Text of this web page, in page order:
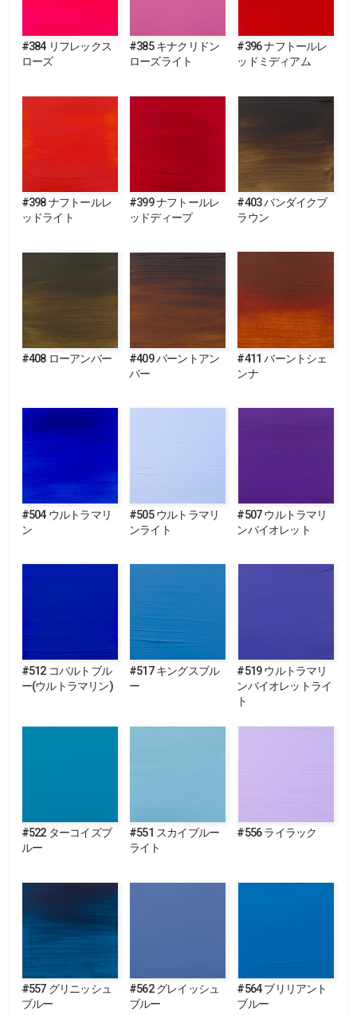
#384 リフレックス
ローズ
#385 キナクリドン
ローズライト
#396 ナフトールレ
ッドミディアム
#398 ナフトールレ
ッドライト
#399 ナフトールレ
ッドディープ
#403 バンダイクブ
ラウン
#408 ローアンバー
#409 バーントアン
バー
#411 バーントシェ
ンナ
#504 ウルトラマリ
ン
#505 ウルトラマリ
ンライト
#507 ウルトラマリ
ンバイオレット
#512 コバルトブル
ー(ウルトラマリン)
#517 キングスブル
ー
#519 ウルトラマリ
ンバイオレットライ
ト
#522 ターコイズブ
ルー
#551 スカイブルー
ライト
#556 ライラック
#557 グリニッシュ
ブルー
#562 グレイッシュ
ブルー
#564 ブリリアント
ブルー